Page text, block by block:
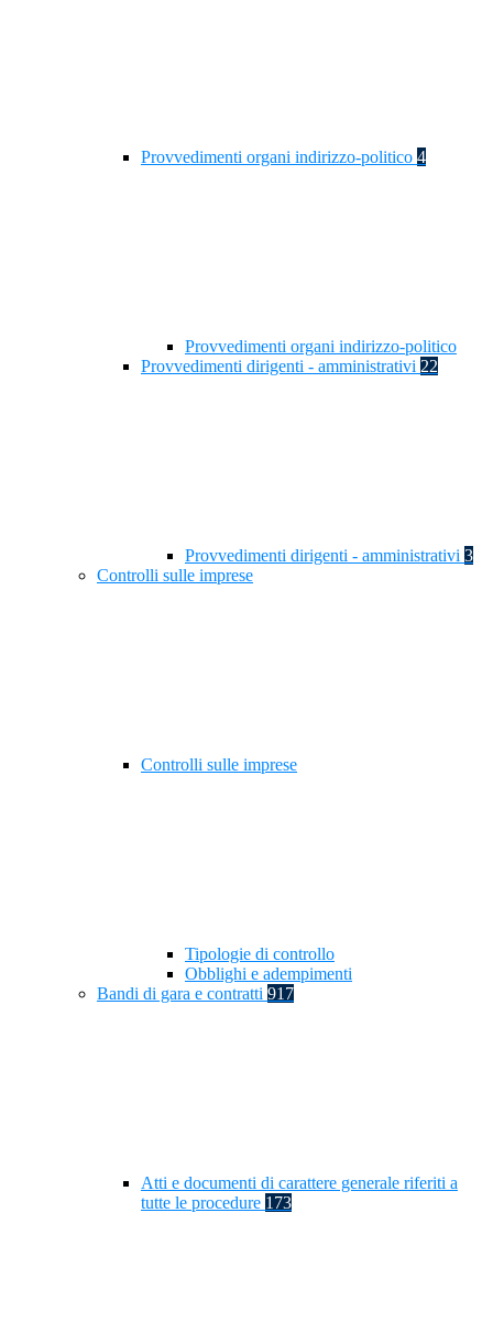
Provvedimenti organi indirizzo-politico 4
Provvedimenti organi indirizzo-politico
Provvedimenti dirigenti - amministrativi 22
Provvedimenti dirigenti - amministrativi 3
Controlli sulle imprese
Controlli sulle imprese
Tipologie di controllo
Obblighi e adempimenti
Bandi di gara e contratti 917
Atti e documenti di carattere generale riferiti a
tutte le procedure 173